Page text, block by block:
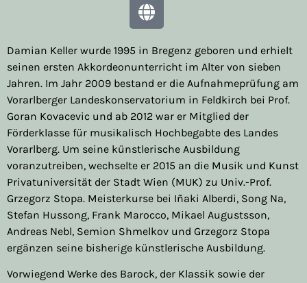
Damian Keller wurde 1995 in Bregenz geboren und erhielt
seinen ersten Akkordeonunterricht im Alter von sieben
Jahren. Im Jahr 2009 bestand er die Aufnahmeprüfung am
Vorarlberger Landeskonservatorium in Feldkirch bei Prof.
Goran Kovacevic und ab 2012 war er Mitglied der
Förderklasse für musikalisch Hochbegabte des Landes
Vorarlberg. Um seine künstlerische Ausbildung
voranzutreiben, wechselte er 2015 an die Musik und Kunst
Privatuniversität der Stadt Wien (MUK) zu Univ.-Prof.
Grzegorz Stopa. Meisterkurse bei Iñaki Alberdi, Song Na,
Stefan Hussong, Frank Marocco, Mikael Augustsson,
Andreas Nebl, Semion Shmelkov und Grzegorz Stopa
ergänzen seine bisherige künstlerische Ausbildung.
Vorwiegend Werke des Barock, der Klassik sowie der